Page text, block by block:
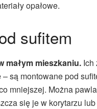
opałowe.
sufitem
małym mieszkaniu. Ich
są montowane pod
mniejszej. Można
się je w korytarzu